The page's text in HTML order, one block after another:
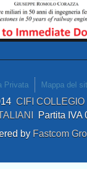
Privata Mappa del
CIFI
Partita IVA
by Fastcom